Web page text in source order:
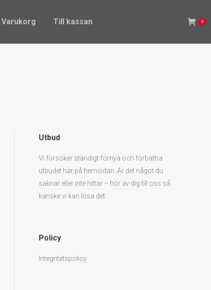
Varukorg Till kassan 0
Utbud
Vi försöker ständigt förnya och förbättra
utbudet här på hemsidan. Är det något du
saknar eller inte hittar – hör av dig till oss så
kanske vi kan lösa det.
Policy
Integritetspolicy